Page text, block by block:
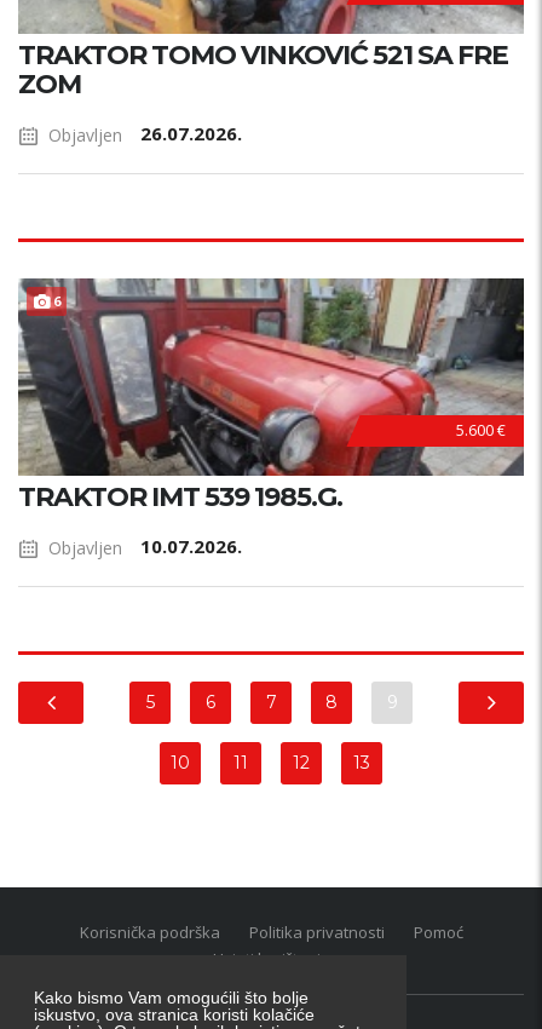
Kako bismo Vam omogućili što bolje
iskustvo, ova stranica koristi kolačiće
TRAKTOR TOMO VINKOVIĆ 521 SA FRE
ZOM
Objavljen 26.07.2026.
6
5.600 €
TRAKTOR IMT 539 1985.G.
Objavljen 10.07.2026.
5 6 7 8 9
10 11 12 13
Korisnička podrška Politika privatnosti
Pomoć
Uvjeti korištenja